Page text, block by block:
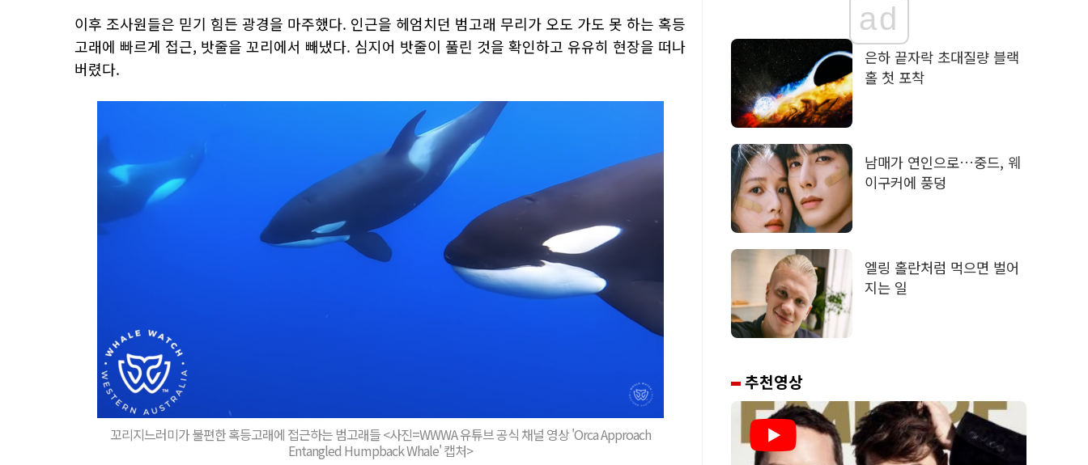
이후 조사원들은 믿기 힘든 광경을 마주했다. 인근을 헤엄치던 범고래 무리가 오도 가도 못 하는 혹등
고래에 빠르게 접근, 밧줄을 꼬리에서 빼냈다. 심지어 밧줄이 풀린 것을 확인하고 유유히 현장을 떠나
버렸다.
꼬리지느러미가 불편한 혹등고래에 접근하는 범고래들 <사진=WWWA 유튜브 공식 채널 영상 'Orca Approach
Entangled Humpback Whale' 캡처>
ad
은하 끝자락 초대질량 블랙
홀 첫 포착
남매가 연인으로…중드, 웨
이구커에 풍덩
엘링 홀란처럼 먹으면 벌어
지는 일
추천영상